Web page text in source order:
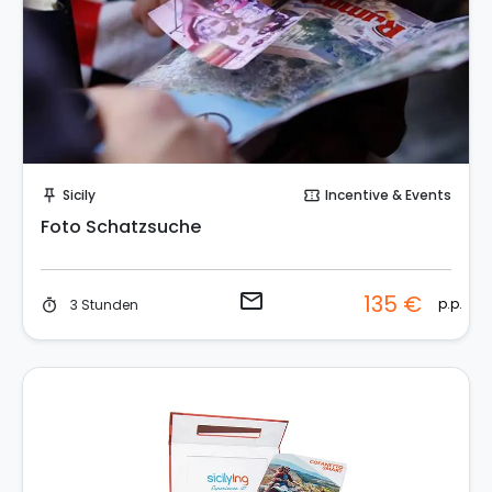
push_pin Sicily confirmation_number Incentive & Events
Foto Schatzsuche
timer 3 Stunden email 135 € p.p.